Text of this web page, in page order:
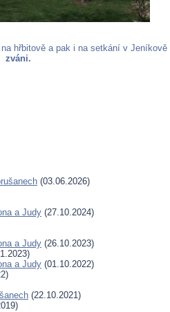
hřbitově a pak i na setkání v Jeníkově
zváni.
(03.06.2026)
a Judy (27.10.2024)
a Judy (26.10.2023)
a Judy (01.10.2022)
(22.10.2021)